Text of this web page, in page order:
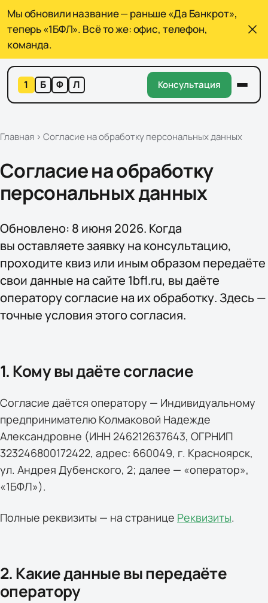
Мы обновили название — раньше «Да Банкрот»,
теперь «1БФЛ». Всё то же: офис, телефон,
команда.
1 Б Ф Л Консультация
Главная › Согласие на обработку персональных данных
Согласие на обработку
персональных данных
Обновлено: 8 июня 2026. Когда
вы оставляете заявку на консультацию,
проходите квиз или иным образом передаёте
свои данные на сайте 1bfl.ru, вы даёте
оператору согласие на их обработку. Здесь —
точные условия этого согласия.
1. Кому вы даёте согласие
Согласие даётся оператору — Индивидуальному
предпринимателю Колмаковой Надежде
Александровне (ИНН 246212637643, ОГРНИП
323246800172422, адрес: 660049, г. Красноярск,
ул. Андрея Дубенского, 2; далее — «оператор»,
«1БФЛ»).
Полные реквизиты — на странице Реквизиты.
2. Какие данные вы передаёте
оператору